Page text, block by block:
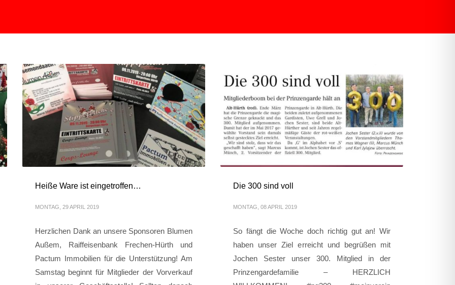
Heiße Ware ist eingetroffen…
MONTAG, 29 APRIL 2019
Herzlichen Dank an unsere Sponsoren Blumen
Außem, Raiffeisenbank Frechen-Hürth und
Pactum Immobilien für die Unterstützung! Am
Samstag beginnt für Mitglieder der Vorverkauf
Die 300 sind voll
MONTAG, 08 APRIL 2019
So fängt die Woche doch richtig gut an! Wir
haben unser Ziel erreicht und begrüßen mit
Jochen Sester unser 300. Mitglied in der
Prinzengardefamilie – HERZLICH